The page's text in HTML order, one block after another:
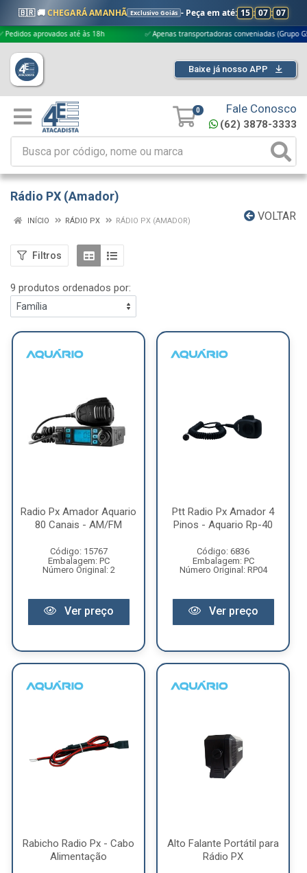
🇧🇷 🚚CHEGARÁ AMANHÃ Exclusivo Goiás - Peça em até: 15 : 07 : 06
aprovados até às 18h ✅ Apenas transportadoras conveniadas (Grupo G5)
Baixe já nosso APP
0 Fale Conosco
(62) 3878-3333
Rádio PX (Amador)
VOLTAR
INÍCIO RÁDIO PX RÁDIO PX (AMADOR)
Filtros
9 produtos ordenados por:
Radio Px Amador Aquario
80 Canais - AM/FM
Código: 15767
Embalagem: PC
Número Original: 2
Ver preço
Ptt Radio Px Amador 4
Pinos - Aquario Rp-40
Código: 6836
Embalagem: PC
Número Original: RP04
Ver preço
Rabicho Radio Px - Cabo
Alimentação
Alto Falante Portátil para
Rádio PX